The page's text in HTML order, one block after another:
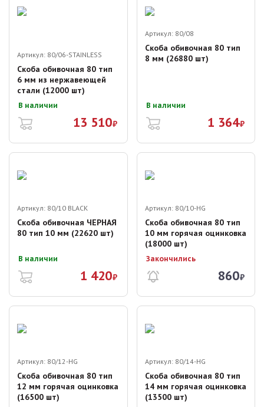
Артикул: 80/06-STAINLESS
Скоба обивочная 80 тип
6 мм из нержавеющей
стали (12000 шт)
В наличии
13 510₽
Артикул: 80/08
Скоба обивочная 80 тип
8 мм (26880 шт)
В наличии
1 364₽
Артикул: 80/10 BLACK
Скоба обивочная ЧЕРНАЯ
80 тип 10 мм (22620 шт)
В наличии
1 420₽
Артикул: 80/10-HG
Скоба обивочная 80 тип
10 мм горячая оцинковка
(18000 шт)
Закончились
860₽
Артикул: 80/12-HG
Скоба обивочная 80 тип
12 мм горячая оцинковка
(16500 шт)
Артикул: 80/14-HG
Скоба обивочная 80 тип
14 мм горячая оцинковка
(13500 шт)